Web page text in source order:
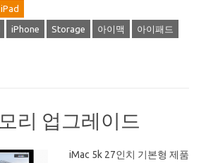
iPhone Storage 아이맥 아이패드
리 업그레이드
iMac 5k 27인치 기본형 제품